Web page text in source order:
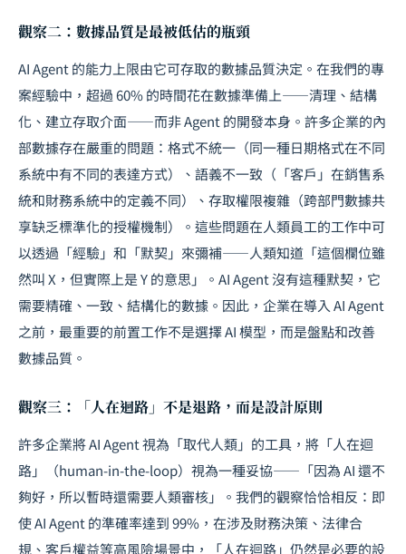
觀察二：數據品質是最被低估的瓶頸
AI Agent 的能力上限由它可存取的數據品質決定。在我們的專
案經驗中，超過 60% 的時間花在數據準備上——清理、結構
化、建立存取介面——而非 Agent 的開發本身。許多企業的內
部數據存在嚴重的問題：格式不統一（同一種日期格式在不同
系統中有不同的表達方式）、語義不一致（「客戶」在銷售系
統和財務系統中的定義不同）、存取權限複雜（跨部門數據共
享缺乏標準化的授權機制）。這些問題在人類員工的工作中可
以透過「經驗」和「默契」來彌補——人類知道「這個欄位雖
然叫 X，但實際上是 Y 的意思」。AI Agent 沒有這種默契，它
需要精確、一致、結構化的數據。因此，企業在導入 AI Agent
之前，最重要的前置工作不是選擇 AI 模型，而是盤點和改善
數據品質。
觀察三：「人在迴路」不是退路，而是設計原則
許多企業將 AI Agent 視為「取代人類」的工具，將「人在迴
路」（human-in-the-loop）視為一種妥協——「因為 AI 還不
夠好，所以暫時還需要人類審核」。我們的觀察恰恰相反：即
使 AI Agent 的準確率達到 99%，在涉及財務決策、法律合
規、客戶權益等高風險場景中，「人在迴路」仍然是必要的設